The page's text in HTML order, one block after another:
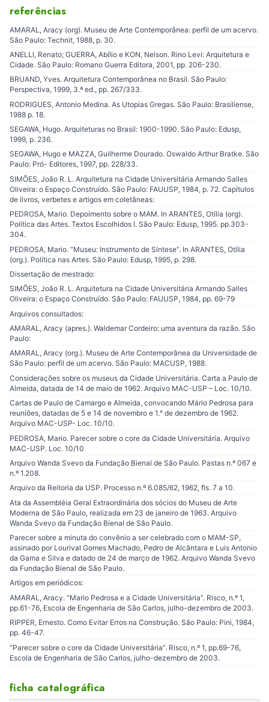
referências
AMARAL, Aracy (org). Museu de Arte Contemporânea: perfil de um acervo.
São Paulo: Technit, 1988, p. 30.
ANELLI, Renato; GUERRA, Abílio e KON, Nelson. Rino Levi: Arquitetura e
Cidade. São Paulo: Romano Guerra Editora, 2001, pp. 206-230.
BRUAND, Yves. Arquitetura Contemporânea no Brasil. São Paulo:
Perspectiva, 1999, 3.ª ed., pp. 267/333.
RODRIGUES, Antonio Medina. As Utopias Gregas. São Paulo: Brasiliense,
1988 p. 18.
SEGAWA, Hugo. Arquiteturas no Brasil: 1900-1990. São Paulo: Edusp,
1999, p. 236.
SEGAWA, Hugo e MAZZA, Guilherme Dourado. Oswaldo Arthur Bratke. São
Paulo: Pró- Editores, 1997, pp. 228/33.
SIMÕES, João R. L. Arquitetura na Cidade Universitária Armando Salles
Oliveira: o Espaço Construído. São Paulo: FAUUSP, 1984, p. 72. Capítulos
de livros, verbetes e artigos em coletâneas:
PEDROSA, Mario. Depoimento sobre o MAM. In ARANTES, Otília (org).
Política das Artes. Textos Escolhidos I. São Paulo: Edusp, 1995. pp.303-
304.
PEDROSA, Mario. “Museu: Instrumento de Síntese”. In ARANTES, Otília
(org.). Política nas Artes. São Paulo: Edusp, 1995, p. 298.
Dissertação de mestrado:
SIMÕES, João R. L. Arquitetura na Cidade Universitária Armando Salles
Oliveira: o Espaço Construído. São Paulo: FAUUSP, 1984, pp. 69-79
Arquivos consultados:
AMARAL, Aracy (apres.). Waldemar Cordeiro: uma aventura da razão. São
Paulo:
AMARAL, Aracy (org.). Museu de Arte Contemporânea da Universidade de
São Paulo: perfil de um acervo. São Paulo: MACUSP, 1988.
Considerações sobre os museus da Cidade Universitária. Carta a Paulo de
Almeida, datada de 14 de maio de 1962. Arquivo MAC-USP – Loc. 10/10.
Cartas de Paulo de Camargo e Almeida, convocando Mário Pedrosa para
reuniões, datadas de 5 e 14 de novembro e 1.° de dezembro de 1962.
Arquivo MAC-USP- Loc. 10/10.
PEDROSA, Mario. Parecer sobre o core da Cidade Universitária. Arquivo
MAC-USP. Loc. 10/10
Arquivo Wanda Svevo da Fundação Bienal de São Paulo. Pastas n.º 067 e
n.º 1.208.
Arquivo da Reitoria da USP. Processo n.º 6.085/62, 1962, fls. 7 a 10.
Ata da Assembléia Geral Extraordinária dos sócios do Museu de Arte
Moderna de São Paulo, realizada em 23 de janeiro de 1963. Arquivo
Wanda Svevo da Fundação Bienal de São Paulo.
Parecer sobre a minuta do convênio a ser celebrado com o MAM-SP,
assinado por Lourival Gomes Machado, Pedro de Alcântara e Luis Antonio
da Gama e Silva e datado de 24 de março de 1962. Arquivo Wanda Svevo
da Fundação Bienal de São Paulo.
Artigos em periódicos:
AMARAL, Aracy. “Mario Pedrosa e a Cidade Universitária”. Risco, n.º 1,
pp.61-76, Escola de Engenharia de São Carlos, julho-dezembro de 2003.
RIPPER, Ernesto. Como Evitar Erros na Construção. São Paulo: Pini, 1984,
pp. 46-47.
“Parecer sobre o core da Cidade Universitária”. Risco, n.º 1, pp.69-76,
Escola de Engenharia de São Carlos, julho-dezembro de 2003.
ficha catalográfica